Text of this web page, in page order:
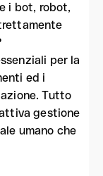
i bot, robot,
per la
ed i
Tutto
gestione
umano che